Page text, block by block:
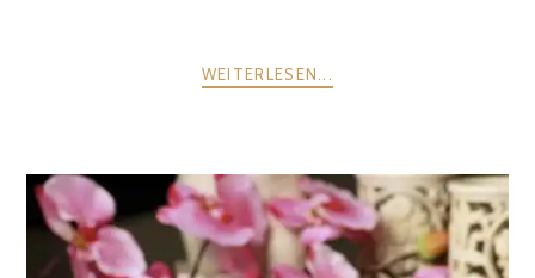
WEITERLESEN...